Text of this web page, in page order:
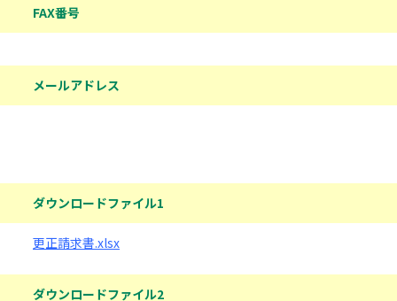
FAX番号
メールアドレス
ダウンロードファイル1
更正請求書.xlsx
ダウンロードファイル2